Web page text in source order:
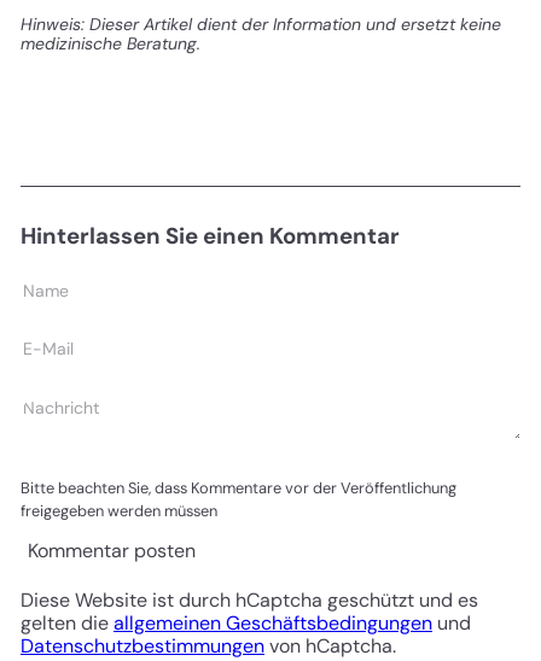
Hinweis: Dieser Artikel dient der Information und ersetzt keine
medizinische Beratung.
Hinterlassen Sie einen Kommentar
Name
E-
Nachricht
Bitte beachten Sie, dass Kommentare vor der Veröffentlichung
freigegeben werden müssen
Kommentar posten
Diese Website ist durch hCaptcha geschützt und es
gelten dieallgemeinen Geschäftsbedingungen und
Datenschutzbestimmungenvon hCaptcha.